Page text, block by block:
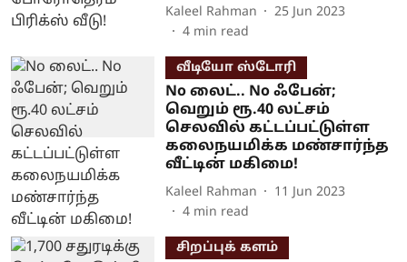
Kaleel Rahman
25 Jun 2023
4 min read
வீடியோ ஸ்டோரி
No லைட்.. No ஃபேன்;
வெறும் ரூ.40 லட்சம்
செலவில் கட்டப்பட்டுள்ள
கலைநயமிக்க மண்சார்ந்த
வீட்டின் மகிமை!
Kaleel Rahman
11 Jun 2023
4 min read
சிறப்புக் களம்